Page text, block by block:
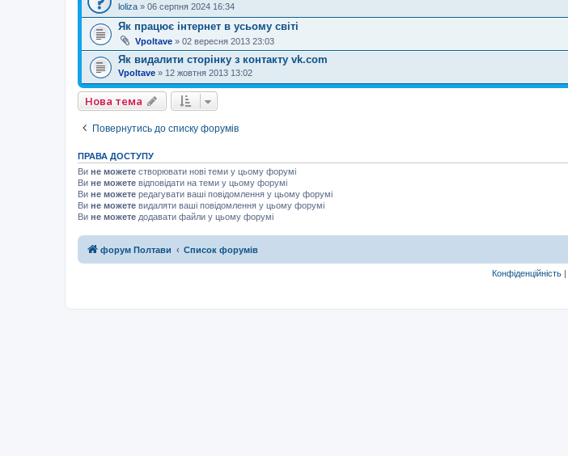
loliza » 06 серпня 2024 16:34
Як працює інтернет в усьому світі
Vpoltave » 02 вересня 2013 23:03
Як видалити сторінку з контакту vk.com
Vpoltave » 12 жовтня 2013 13:02
Нова тема
Повернутись до списку форумів
ПРАВА ДОСТУПУ
Ви не можете створювати нові теми у цьому форумі
Ви не можете відповідати на теми у цьому форумі
Ви не можете редагувати ваші повідомлення у цьому форумі
Ви не можете видаляти ваші повідомлення у цьому форумі
Ви не можете додавати файли у цьому форумі
форум Полтави Список форумів
Конфіденційність |